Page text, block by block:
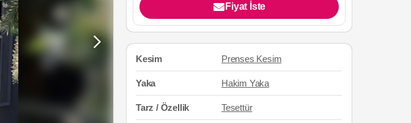
Fiyat İste
Kesim Prenses Kesim
Yaka Hakim Yaka
Tarz / Özellik Tesettür